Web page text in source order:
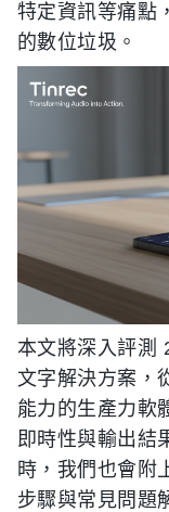
特定資訊等痛點
的數位垃圾。
本文將深入評測
文字解決方案，
能力的生產力軟
即時性與輸出結
時，我們也會附
步驟與常見問題